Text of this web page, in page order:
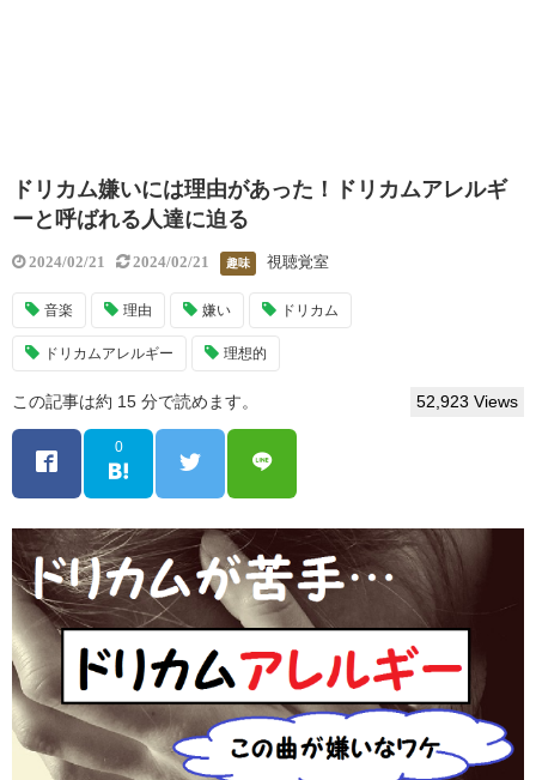
ドリカム嫌いには理由があった！ドリカムアレルギ
ーと呼ばれる人達に迫る
2024/02/21 2024/02/21 趣味 視聴覚室
音楽 理由 嫌い ドリカム
ドリカムアレルギー 理想的
この記事は約 15 分で読めます。 52,923 Views
0